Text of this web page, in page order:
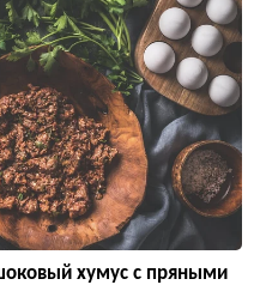
хумус с пряными